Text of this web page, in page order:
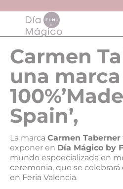
Carmen
una marca
Spain’,
La marca Carmen Taberner
exponer en Día Mágico by
mundo espoecializada en
ceremonia, que se celebrará
en Feria Valencia.